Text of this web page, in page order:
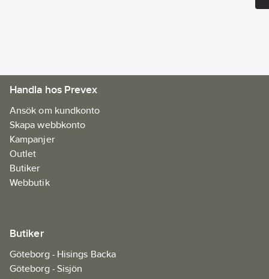
Handla hos Prevex
Ansök om kundkonto
Skapa webbkonto
Kampanjer
Outlet
Butiker
Webbutik
Butiker
Göteborg - Hisings Backa
Göteborg - Sisjön